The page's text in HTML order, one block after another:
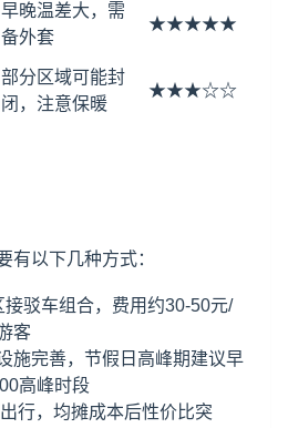
早晚温差大，需
备外套
★★★★★
部分区域可能封
闭，注意保暖
★★★☆☆
有以下几种方式：
接驳车组合，费用约30-50元/
客
施完善，节假日高峰期建议早
高峰时段
行，均摊成本后性价比突